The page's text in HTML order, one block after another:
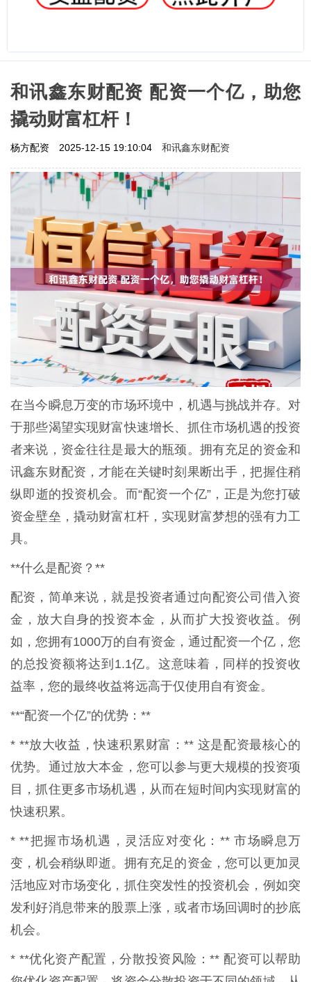
和讯鑫东财配资 配资一个亿，助您
撬动财富杠杆！
杨方配资 2025-12-15 19:10:04 和讯鑫东财配资
在当今瞬息万变的市场环境中，机遇与挑战并存。对
于那些渴望实现财富快速增长、抓住市场机遇的投资
者来说，资金往往是最大的瓶颈。拥有充足的资金和
讯鑫东财配资，才能在关键时刻果断出手，把握住稍
纵即逝的投资机会。而“配资一个亿”，正是为您打破
资金壁垒，撬动财富杠杆，实现财富梦想的强有力工
具。
**什么是配资？**
配资，简单来说，就是投资者通过向配资公司借入资
金，放大自身的投资本金，从而扩大投资收益。例
如，您拥有1000万的自有资金，通过配资一个亿，您
的总投资额将达到1.1亿。这意味着，同样的投资收
益率，您的最终收益将远高于仅使用自有资金。
**“配资一个亿”的优势：**
* **放大收益，快速积累财富：** 这是配资最核心的
优势。通过放大本金，您可以参与更大规模的投资项
目，抓住更多市场机遇，从而在短时间内实现财富的
快速积累。
* **把握市场机遇，灵活应对变化：** 市场瞬息万
变，机会稍纵即逝。拥有充足的资金，您可以更加灵
活地应对市场变化，抓住突发性的投资机会，例如突
发利好消息带来的股票上涨，或者市场回调时的抄底
机会。
* **优化资产配置，分散投资风险：** 配资可以帮助